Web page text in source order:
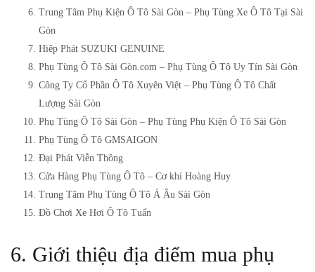
Trung Tâm Phụ Kiện Ô Tô Sài Gòn – Phụ Tùng Xe Ô Tô Tại Sài
Gòn
Hiệp Phát SUZUKI GENUINE
Phụ Tùng Ô Tô Sài Gòn.com – Phụ Tùng Ô Tô Uy Tín Sài Gòn
Công Ty Cổ Phần Ô Tô Xuyên Việt – Phụ Tùng Ô Tô Chất
Lượng Sài Gòn
Phụ Tùng Ô Tô Sài Gòn – Phụ Tùng Phụ Kiện Ô Tô Sài Gòn
Phụ Tùng Ô Tô GMSAIGON
Đại Phát Viễn Thông
Cửa Hàng Phụ Tùng Ô Tô – Cơ khí Hoàng Huy
Trung Tâm Phụ Tùng Ô Tô Á Âu Sài Gòn
Đồ Chơi Xe Hơi Ô Tô Tuấn
6. Giới thiệu địa điểm mua phụ